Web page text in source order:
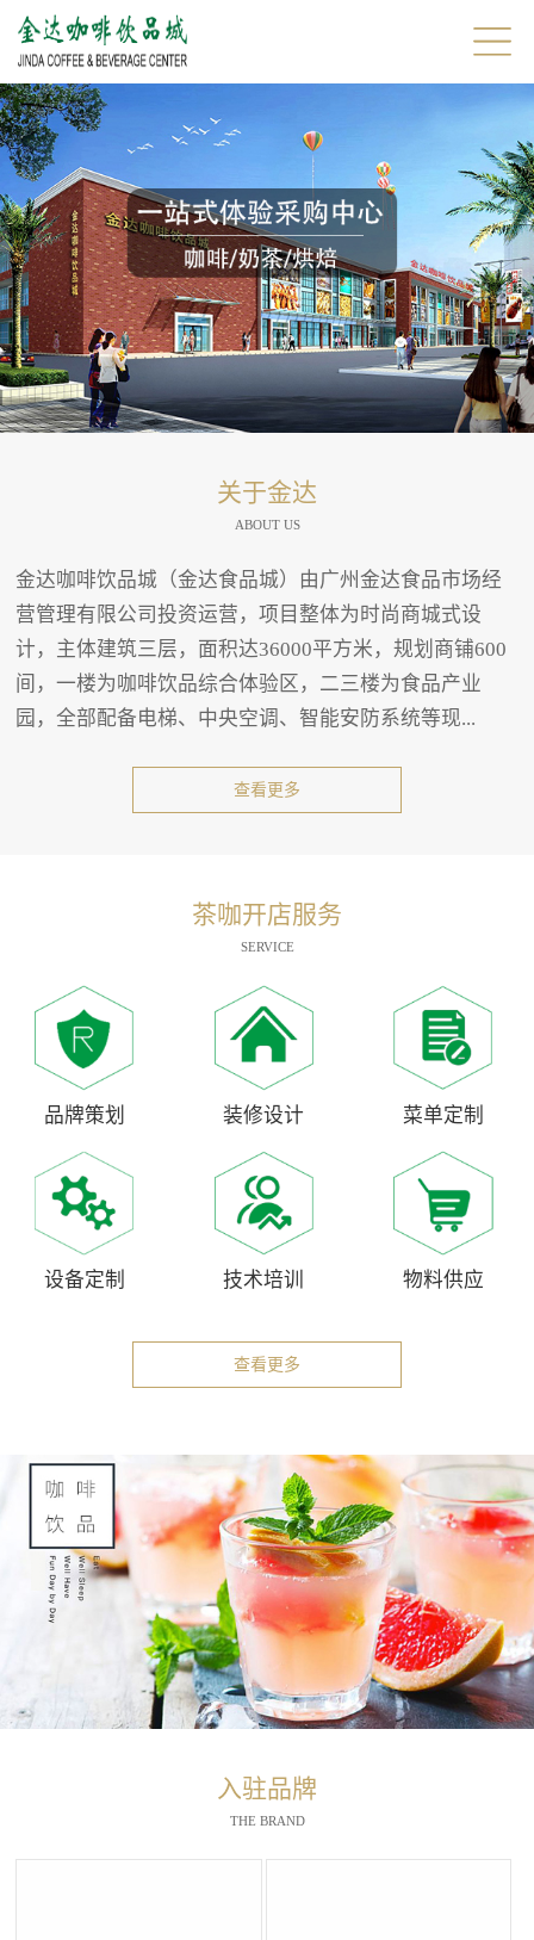
关于金达
ABOUT US
金达咖啡饮品城（金达食品城）由广州金达食品市场经
营管理有限公司投资运营，项目整体为时尚商城式设
计，主体建筑三层，面积达36000平方米，规划商铺600
间，一楼为咖啡饮品综合体验区，二三楼为食品产业
园，全部配备电梯、中央空调、智能安防系统等现...
查看更多
茶咖开店服务
SERVICE
品牌策划 装修设计 菜单定制
设备定制 技术培训 物料供应
查看更多
入驻品牌
THE BRAND